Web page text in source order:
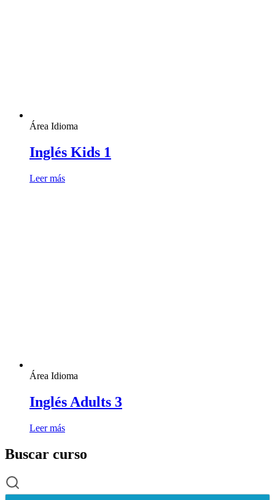
Área Idioma
Inglés Kids 1
Leer más
Área Idioma
Inglés Adults 3
Leer más
Buscar curso